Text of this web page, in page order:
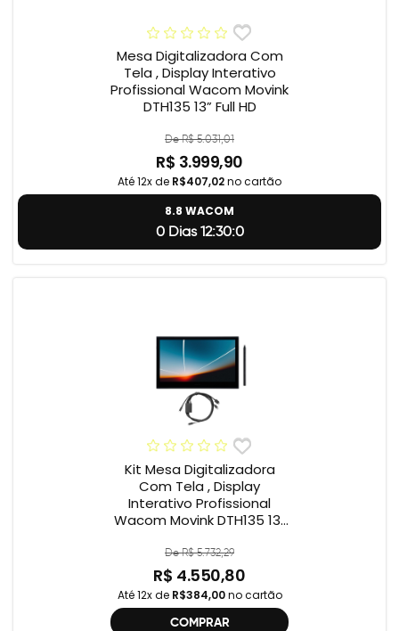
Mesa Digitalizadora Com
Tela , Display Interativo
Profissional Wacom Movink
DTH135 13” Full HD
De R$ 5.031,01
R$ 3.999,90
Até 12x de R$407,02no cartão
8.8 WACOM
0 Dias 12:29:59
Kit Mesa Digitalizadora
Com Tela , Display
Interativo Profissional
Wacom Movink DTH135 13”
One , 2ª geração
De R$ 5.732,29
R$ 4.550,80
Até 12x de R$384,00no cartão
COMPRAR